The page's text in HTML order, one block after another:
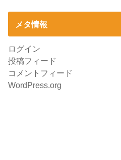
メタ情報
ログイン
投稿フィード
コメントフィード
WordPress.org